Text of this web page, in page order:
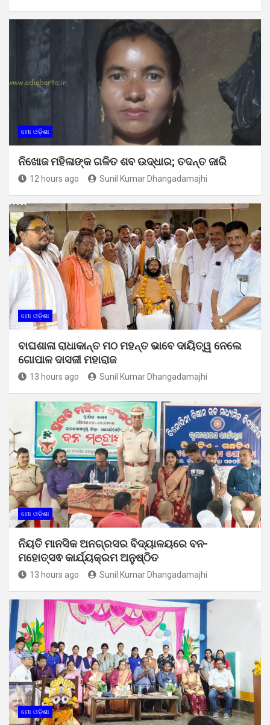
ମୋ ଓଡ଼ିଶା
ନିଖୋଜ ମହିଳାଙ୍କ ଗଳିତ ଶବ ଉଦ୍ଧାର; ତଦନ୍ତ ଜାରି
12 hours ago Sunil Kumar Dhangadamajhi
ମୋ ଓଡ଼ିଶା
ବାଘଶାଳା ରାଧାକାନ୍ତ ମଠ ମହନ୍ତ ଭାବେ ଦାୟିତ୍ୱ ନେଲେ
ଗୋପାଳ ଦାସଜୀ ମହାରାଜ
13 hours ago Sunil Kumar Dhangadamajhi
ମୋ ଓଡ଼ିଶା
ନିୟତି ମାନସିକ ଅନଗ୍ରସର ବିଦ୍ୟାଳୟରେ ବନ-
ମହୋତ୍ସଵ କାର୍ଯ୍ୟକ୍ରମ ଅନୁଷ୍ଠିତ
13 hours ago Sunil Kumar Dhangadamajhi
ମୋ ଓଡ଼ିଶା